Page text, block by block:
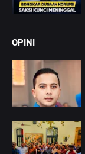
OPINI